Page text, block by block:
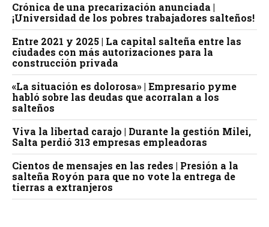
Crónica de una precarización anunciada |
¡Universidad de los pobres trabajadores salteños!
Entre 2021 y 2025 | La capital salteña entre las
ciudades con más autorizaciones para la
construcción privada
«La situación es dolorosa» | Empresario pyme
habló sobre las deudas que acorralan a los
salteños
Viva la libertad carajo | Durante la gestión Milei,
Salta perdió 313 empresas empleadoras
Cientos de mensajes en las redes | Presión a la
salteña Royón para que no vote la entrega de
tierras a extranjeros